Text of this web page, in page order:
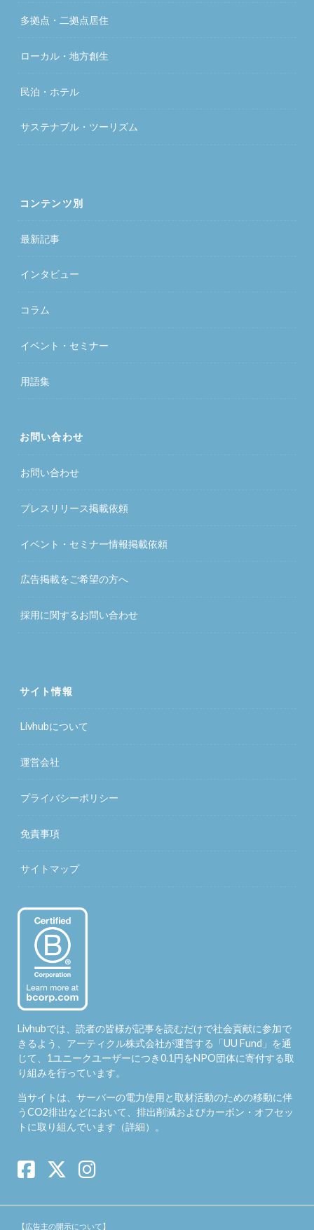
多拠点・二拠点居住
ローカル・地方創生
民泊・ホテル
サステナブル・ツーリズム
コンテンツ別
最新記事
インタビュー
コラム
イベント・セミナー
用語集
お問い合わせ
お問い合わせ
プレスリリース掲載依頼
イベント・セミナー情報掲載依頼
広告掲載をご希望の方へ
採用に関するお問い合わせ
サイト情報
Livhubについて
運営会社
プライバシーポリシー
免責事項
サイトマップ
Livhubでは、読者の皆様が記事を読むだけで社会貢献に参加で
きるよう、アーティクル株式会社が運営する「UU Fund 」を通
じて、1ユニークユーザーにつき0.1円をNPO団体に寄付する取
り組みを行っています。
当サイトは、サーバーの電力使用と取材活動のための移動に伴
うCO2排出などにおいて、排出削減およびカーボン・オフセッ
トに取り組んでいます（詳細）。
【広告主の開示について】